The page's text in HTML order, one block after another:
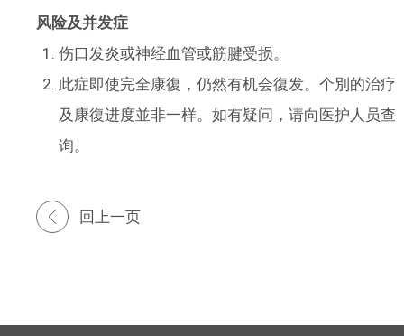
风险及并发症
伤口发炎或神经血管或筋腱受损。
此症即使完全康復，仍然有机会復发。个別的治疗
及康復进度並非一样。如有疑问，请向医护人员查
询。
回上一页